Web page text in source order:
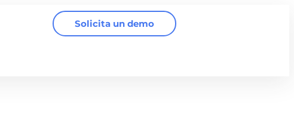
Solicita un demo